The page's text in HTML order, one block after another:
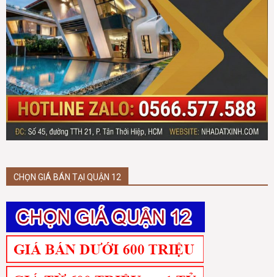
CHỌN GIÁ BÁN TẠI QUẬN 12